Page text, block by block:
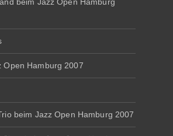
Open Hamburg 2007
beim Jazz Open Hamburg 2007